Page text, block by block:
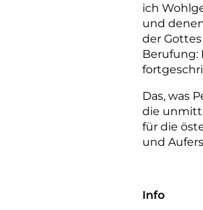
ich
und
der
Berufung:
Das, was
die
für die
und
Info